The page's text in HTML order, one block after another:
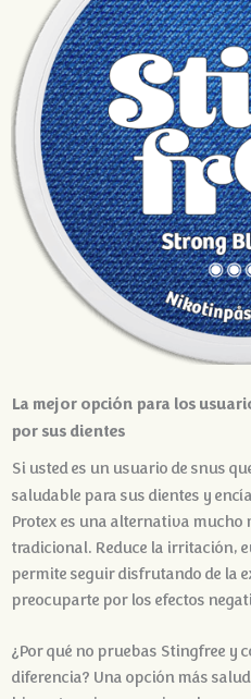
La mejor opción para los
por sus dientes
Si usted es un usuario de snus
saludable para sus dientes y
Protex es una alternativa mucho
tradicional. Reduce la irritación,
permite seguir disfrutando de la
preocuparte por los efectos
¿Por qué no pruebas Stingfree y
diferencia? Una opción más